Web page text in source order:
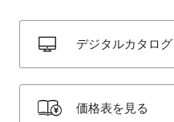
デジタルカタログ
価格表を見る